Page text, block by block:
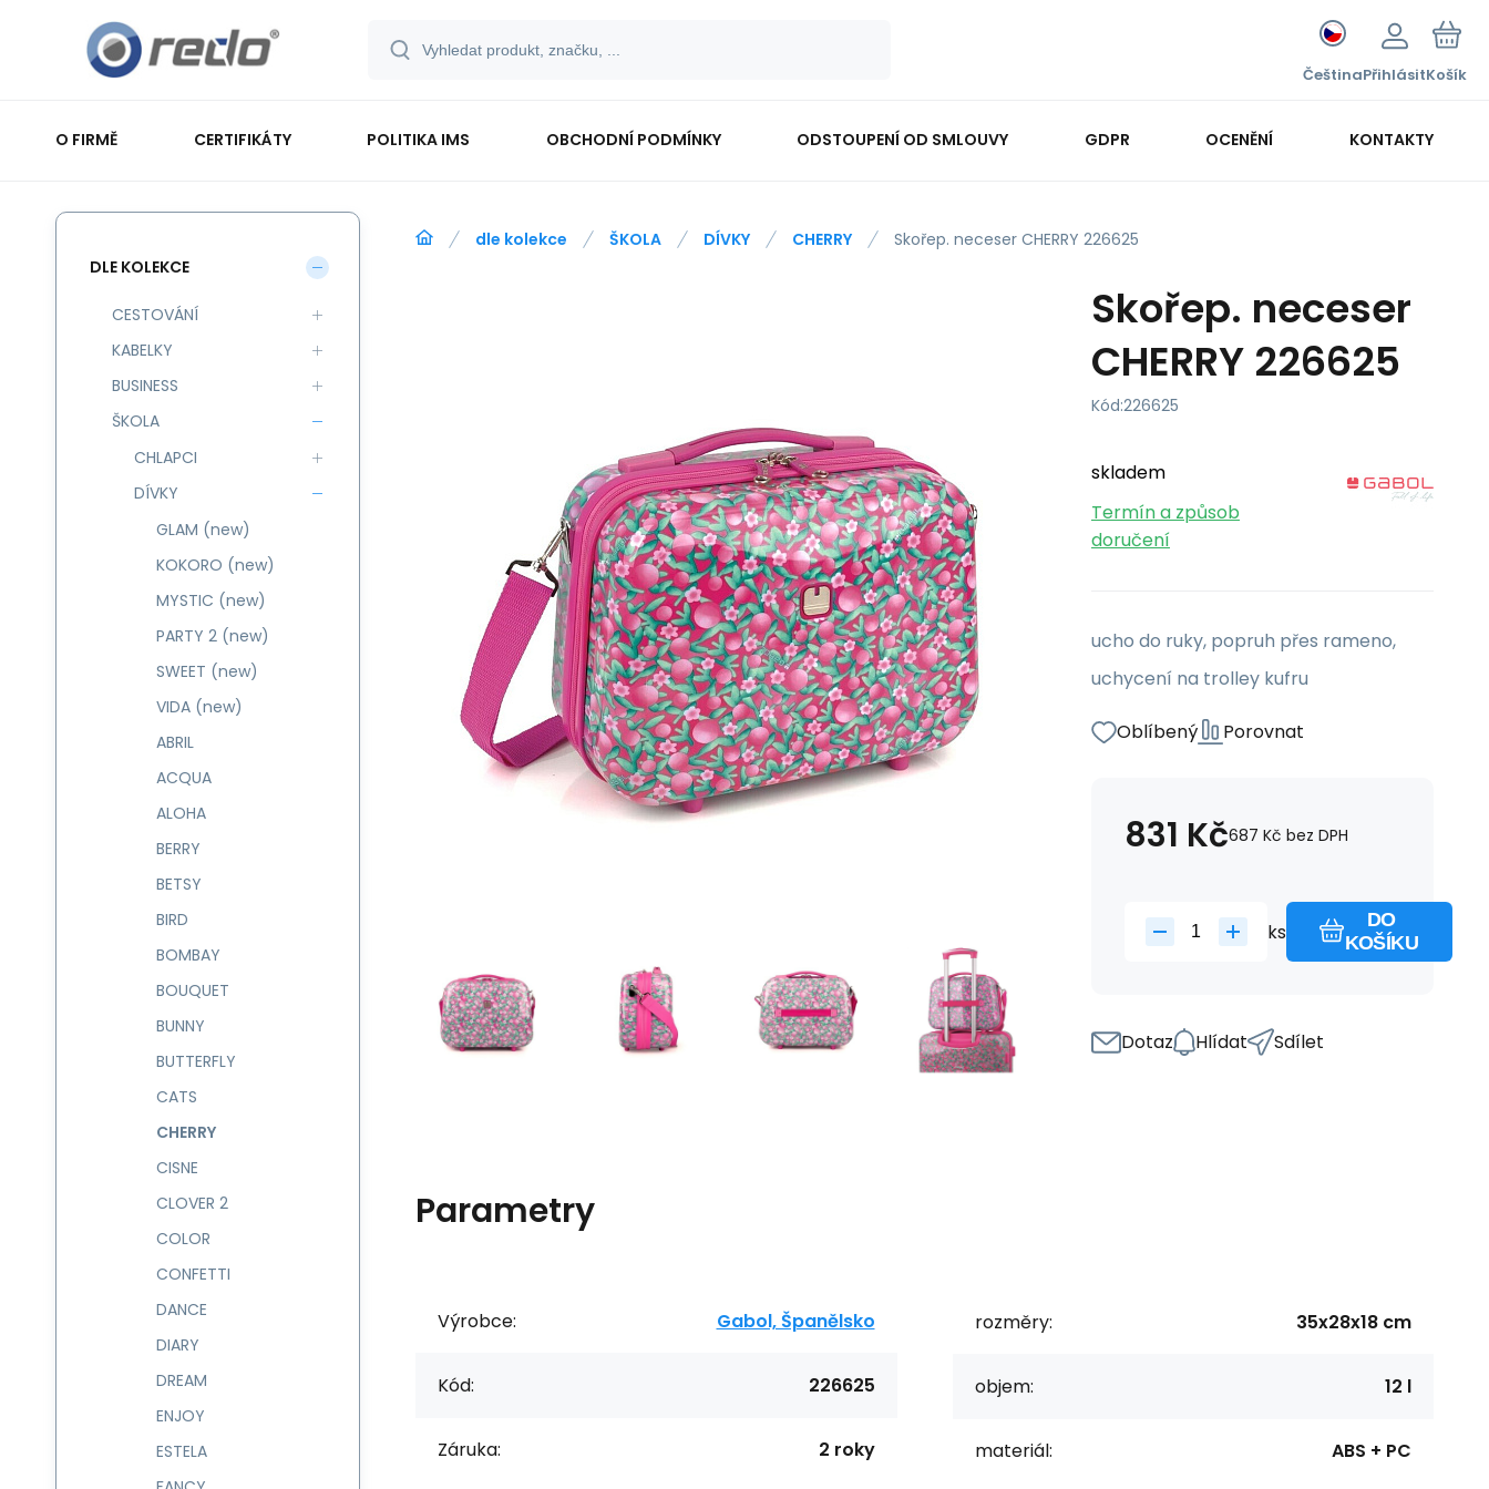
ČeštinaPřihlásitKošík
O FIRMĚ CERTIFIKÁTY POLITIKA IMS OBCHODNÍ PODMÍNKY ODSTOUPENÍ OD SMLOUVY GDPR OCENĚNÍ KONTAKTY
dle kolekce ŠKOLA DÍVKY CHERRY Skořep. neceser CHERRY 226625
Skořep. neceser
CHERRY 226625
Kód:226625
skladem
Termín a způsob
doručení
ucho do ruky, popruh přes rameno,
uchycení na trolley kufru
Oblíbený Porovnat
831 Kč687 Kč bez DPH
ks
DO
KOŠÍKU
Dotaz Hlídat Sdílet
Parametry
Výrobce: Gabol, Španělsko
Kód: 226625
Záruka: 2 roky
rozměry: 35x28x18 cm
objem: 12 l
materiál: ABS + PC
DLE KOLEKCE
CESTOVÁNÍ
KABELKY
BUSINESS
ŠKOLA
CHLAPCI
DÍVKY
GLAM (new)
KOKORO (new)
MYSTIC (new)
PARTY 2 (new)
SWEET (new)
VIDA (new)
ABRIL
ACQUA
ALOHA
BERRY
BETSY
BIRD
BOMBAY
BOUQUET
BUNNY
BUTTERFLY
CATS
CHERRY
CISNE
CLOVER 2
COLOR
CONFETTI
DANCE
DIARY
DREAM
ENJOY
ESTELA